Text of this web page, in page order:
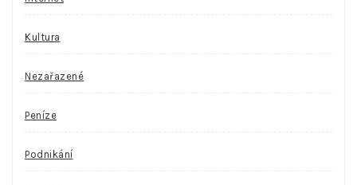
Kultura
Nezařazené
Peníze
Podnikání